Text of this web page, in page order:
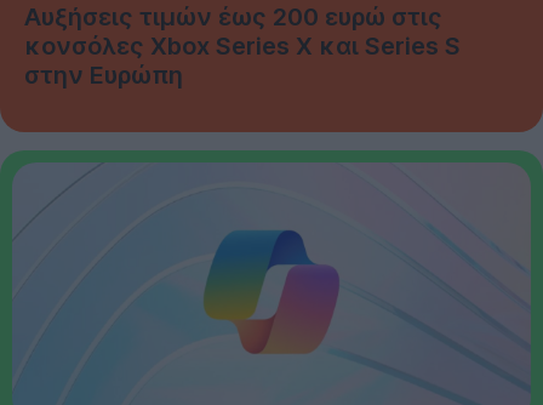
Αυξήσεις τιμών έως 200 ευρώ στις
κονσόλες Xbox Series X και Series S
στην Ευρώπη